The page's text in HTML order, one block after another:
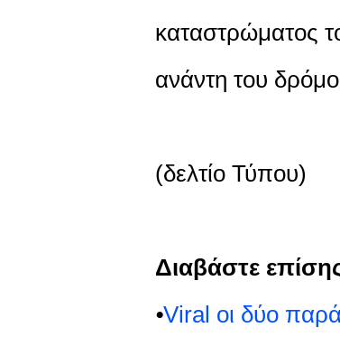
καταστρώματος
ανάντη του
(δελτίο Τύπου)
Διαβάστε
⦁Viral οι δύο